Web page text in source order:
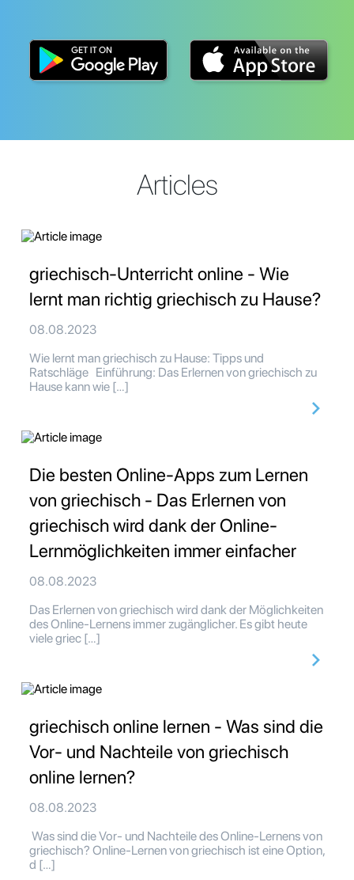
Articles
griechisch-Unterricht online - Wie
lernt man richtig griechisch zu Hause?
08.08.2023
Wie lernt man griechisch zu Hause: Tipps und
Ratschläge Einführung: Das Erlernen von griechisch zu
Hause kann wie […]
Die besten Online-Apps zum Lernen
von griechisch - Das Erlernen von
griechisch wird dank der Online-
Lernmöglichkeiten immer einfacher
08.08.2023
Das Erlernen von griechisch wird dank der Möglichkeiten
des Online-Lernens immer zugänglicher. Es gibt heute
viele griec […]
griechisch online lernen - Was sind die
Vor- und Nachteile von griechisch
online lernen?
08.08.2023
Was sind die Vor- und Nachteile des Online-Lernens von
griechisch? Online-Lernen von griechisch ist eine Option,
d […]